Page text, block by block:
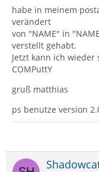
habe in meinem
verändert
von "NAME" in
verstellt gehabt.
Jetzt kann ich
COMPuttY
gruß matthias
ps benutze version